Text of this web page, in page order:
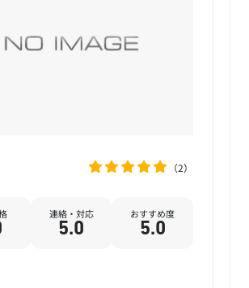
2
連絡・対応
5.0
おすすめ度
5.0